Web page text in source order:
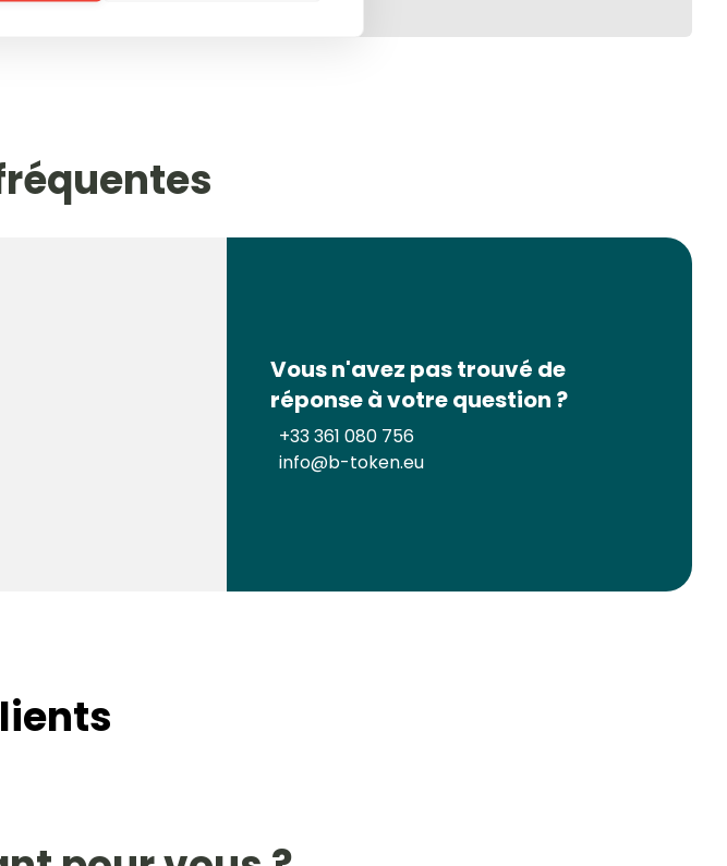
Vous n'avez pas trouvé de
réponse à votre question ?
+33 361 080 756
info@b-token.eu